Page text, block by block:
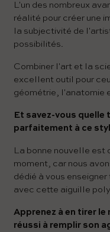
L'un des nombreux
réalité pour créer une
la subjectivité de
possibilités.
Combiner l'art et la
excellent outil pour
géométrie, l'anatomie
Et savez-vous quelle
parfaitement à ce
La bonne nouvelle est
moment, car nous
dédié à vous
avec cette aiguille
Apprenez à en tirer
réussi à remplir son